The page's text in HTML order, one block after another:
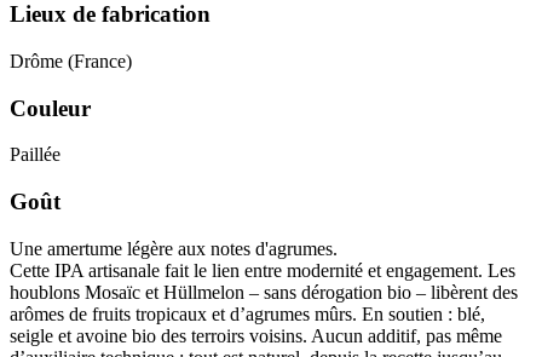
Lieux de fabrication
Drôme (France)
Couleur
Paillée
Goût
Une amertume légère aux notes d'agrumes.
Cette IPA artisanale fait le lien entre modernité et engagement. Les
houblons Mosaïc et Hüllmelon – sans dérogation bio – libèrent des
arômes de fruits tropicaux et d’agrumes mûrs. En soutien : blé,
seigle et avoine bio des terroirs voisins. Aucun additif, pas même